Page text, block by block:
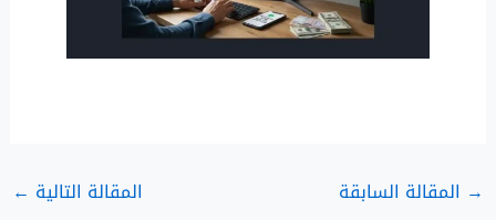
→ المقالة السابقة المقالة التالية ←